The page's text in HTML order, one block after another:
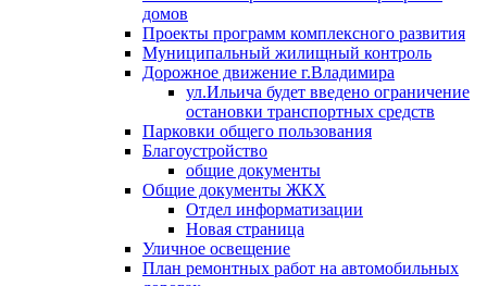
домов
Проекты программ комплексного развития
Муниципальный жилищный контроль
Дорожное движение г.Владимира
ул.Ильича будет введено ограничение
остановки транспортных средств
Парковки общего пользования
Благоустройство
общие документы
Общие документы ЖКХ
Отдел информатизации
Новая страница
Уличное освещение
План ремонтных работ на автомобильных